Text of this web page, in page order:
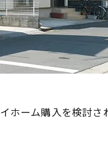
ホーム購入を検討さ